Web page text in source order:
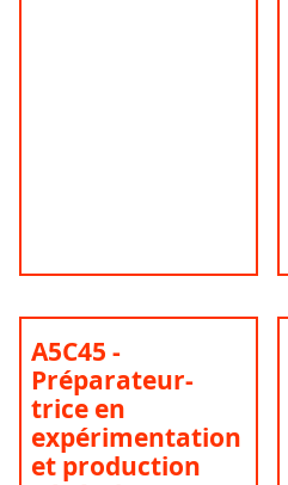
A5C45 -
Préparateur-
trice en
expérimentation
et production